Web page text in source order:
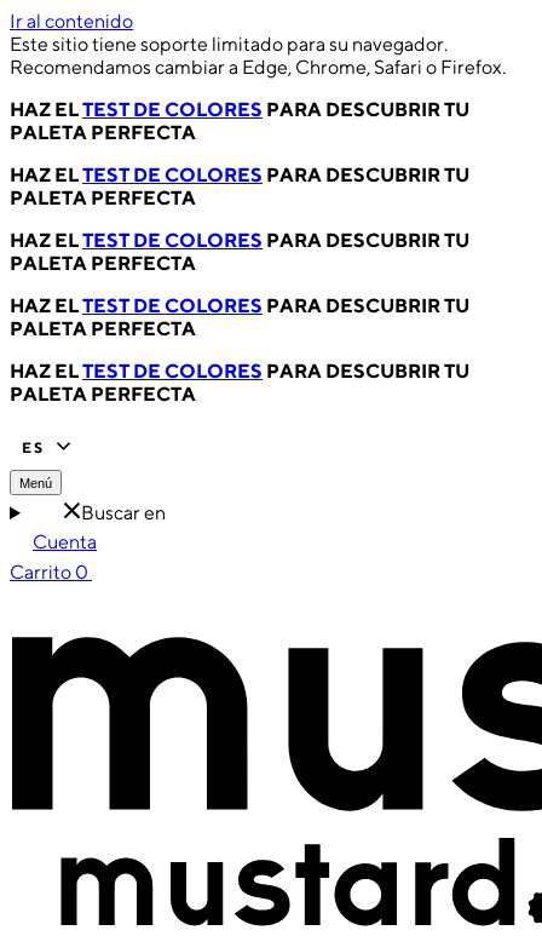
Ir al contenido
Este sitio tiene soporte limitado para su navegador.
Recomendamos cambiar a Edge, Chrome, Safari o Firefox.
HAZ ELTEST DE COLORES PARA DESCUBRIR TU
PALETA PERFECTA
HAZ ELTEST DE COLORES PARA DESCUBRIR TU
PALETA PERFECTA
HAZ ELTEST DE COLORES PARA DESCUBRIR TU
PALETA PERFECTA
HAZ ELTEST DE COLORES PARA DESCUBRIR TU
PALETA PERFECTA
HAZ ELTEST DE COLORES PARA DESCUBRIR TU
PALETA PERFECTA
ES
Menú
Buscar en
Cuenta
Carrito 0